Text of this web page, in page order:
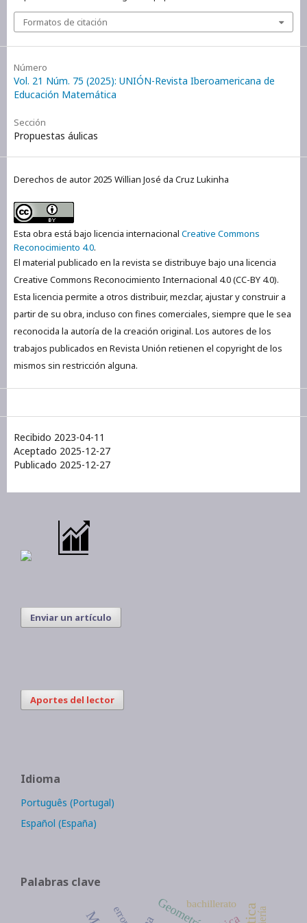
Formatos de citación
Número
Vol. 21 Núm. 75 (2025): UNIÓN-Revista Iberoamericana de
Educación Matemática
Sección
Propuestas áulicas
Derechos de autor 2025 Willian José da Cruz Lukinha
Esta obra está bajo licencia internacional Creative Commons
Reconocimiento 4.0.
El material publicado en la revista se distribuye bajo una licencia
Creative Commons Reconocimiento Internacional 4.0 (CC-BY 4.0).
Esta licencia permite a otros distribuir, mezclar, ajustar y construir a
partir de su obra, incluso con fines comerciales, siempre que le sea
reconocida la autoría de la creación original. Los autores de los
trabajos publicados en Revista Unión retienen el copyright de los
mismos sin restricción alguna.
Recibido 2023-04-11
Aceptado 2025-12-27
Publicado 2025-12-27
Enviar un artículo
Aportes del lector
Idioma
Português (Portugal)
Español (España)
Palabras clave
Geometríabachillerato